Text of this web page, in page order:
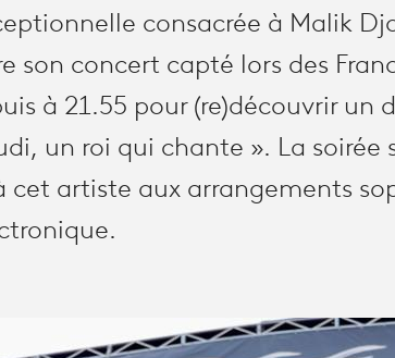
consacrée à Malik
son concert capté lors des
à 21.55 pour (re)découvrir un
un roi qui chante ». La soirée
cet artiste aux arrangements